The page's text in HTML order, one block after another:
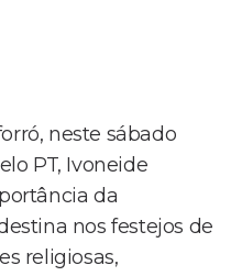
neste sábado
PT, Ivoneide
da
nos festejos de
religiosas,